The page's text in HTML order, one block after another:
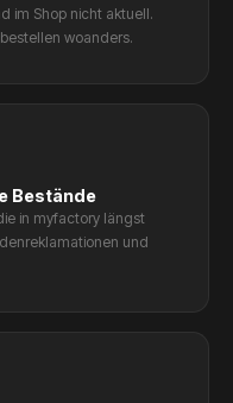
im Shop nicht aktuell.
woanders.
Bestände
in myfactory längst
und